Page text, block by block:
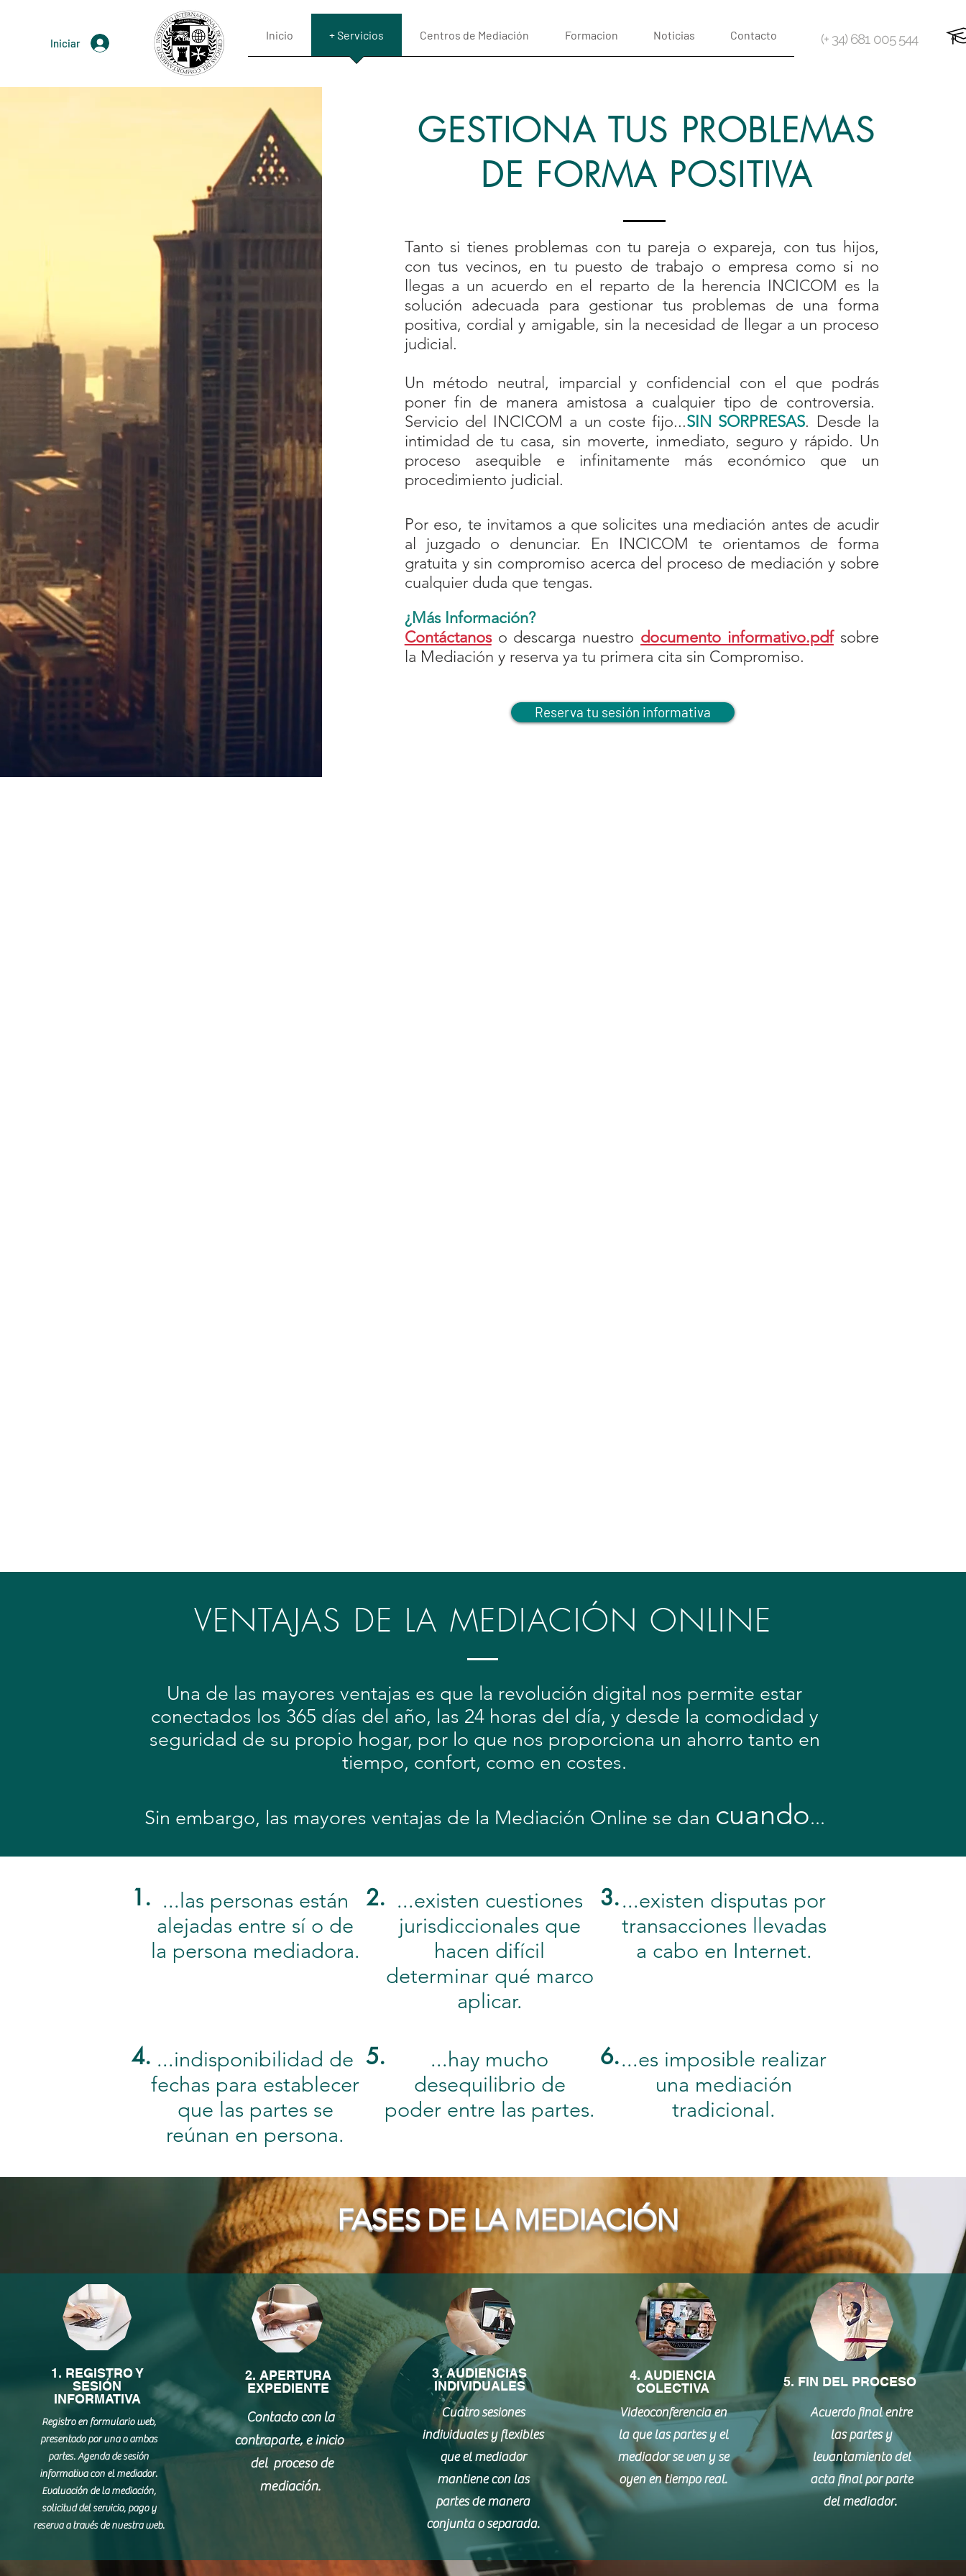
Iniciar
Inicio + Servicios Centros de Mediación Formacion Noticias Contacto (+ 34) 681 005 544
GESTIONA TUS PROBLEMAS
DE FORMA POSITIVA
Tanto si tienes problemas con tu pareja o expareja, con tus hijos,
con tus vecinos, en tu puesto de trabajo o empresa como si no
llegas a un acuerdo en el reparto de la herencia INCICOM es la
solución adecuada para gestionar tus problemas de una forma
positiva, cordial y amigable, sin la necesidad de llegar a un proceso
judicial.
Un método neutral, imparcial y confidencial con el que podrás
poner fin de manera amistosa a cualquier tipo de controversia.
Servicio del INCICOM a un coste fijo...SIN SORPRESAS. Desde la
intimidad de tu casa, sin moverte, inmediato, seguro y rápido. Un
proceso asequible e infinitamente más económico que un
procedimiento judicial.
¿Más Información?
Contáctanoso descarga nuestro documento informativo.pdfsobre
la Mediación y reserva ya tu primera cita sin Compromiso.
Por eso, te invitamos a que solicites una mediación antes de acudir
al juzgado o denunciar. En INCICOM te orientamos de forma
gratuita y sin compromiso acerca del proceso de mediación y sobre
cualquier duda que tengas.
Reserva tu sesión informativa
VENTAJAS DE LA MEDIACIÓN ONLINE
Una de las mayores ventajas es que la revolución digital nos permite estar
conectados los 365 días del año, las 24 horas del día, y desde la comodidad y
seguridad de su propio hogar, por lo que nos proporciona un ahorro tanto en
tiempo, confort, como en costes.
Sin embargo, las mayores ventajas de la Mediación Online se dan cuando...
1. ...las personas están
alejadas entre sí o de
la persona mediadora.
4. ...indisponibilidad de
fechas para establecer
que las partes se
reúnan en persona.
2. ...existen cuestiones
jurisdiccionales que
hacen difícil
determinar qué marco
aplicar.
5.
...hay mucho
desequilibrio de
poder entre las partes.
3....existen disputas por
transacciones llevadas
a cabo en Internet.
6....es imposible realizar
una mediación
tradicional.
FASES DE LA MEDIACIÓN
1. REGISTRO Y
SESIÓN
INFORMATIVA
Registro en formulario web,
presentado por una o ambas
partes. Agenda de sesión
informativa con el mediador.
Evaluación de la mediación,
solicitud del servicio, pago y
reserva a través de nuestra web.
2. APERTURA
EXPEDIENTE
Contacto con la
contraparte, e inicio
del proceso de
mediación.
3. AUDIENCIAS
INDIVIDUALES
Cuatro sesiones
individuales y flexibles
que el mediador
mantiene con las
partes de manera
conjunta o separada.
4. AUDIENCIA
COLECTIVA
Videoconferencia en
la que las partes y el
mediador se ven y se
oyen en tiempo real.
5. FIN DEL PROCESO
Acuerdo final entre
las partes y
levantamiento del
acta final por parte
del mediador.